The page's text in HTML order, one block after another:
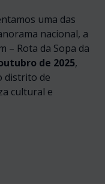
uma das
nacional, a
– Rota da Sopa da
de 2025,
distrito de
cultural e